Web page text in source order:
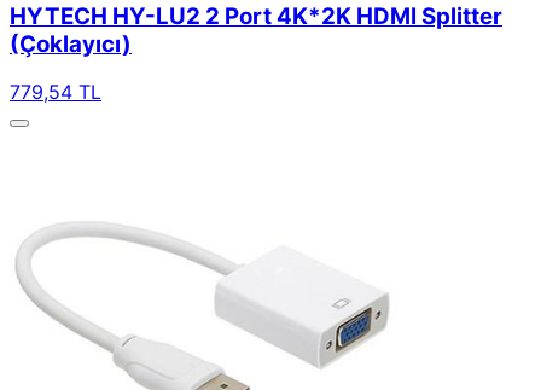
HYTECH HY-LU2 2 Port 4K*2K HDMI Splitter
(Çoklayıcı)
779,54 TL